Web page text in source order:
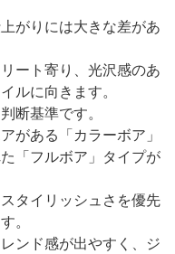
がりには大きな差があ
ート寄り、光沢感のあ
ルに向きます。
断基準です。
がある「カラーボア」
「フルボア」タイプが
タイリッシュさを優先
。
ンド感が出やすく、ジ